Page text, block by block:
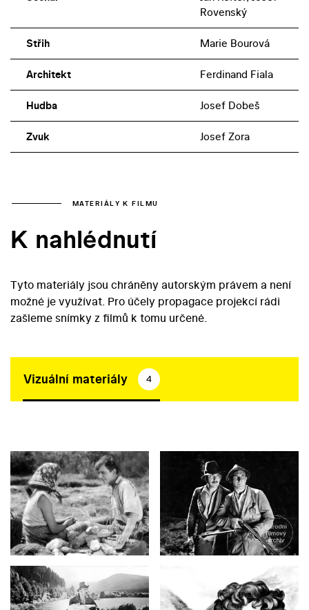
Rovenský
Střih Marie Bourová
Architekt Ferdinand Fiala
Hudba Josef Dobeš
Zvuk Josef Zora
MATERIÁLY K FILMU
K nahlédnutí
Tyto materiály jsou chráněny autorským právem a není
možné je využívat. Pro účely propagace projekcí rádi
zašleme snímky z filmů k tomu určené.
Vizuální materiály 4